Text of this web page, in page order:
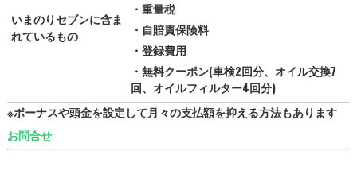
いまのりセブンに含ま
れているもの
・重量税
・自賠責保険料
・登録費用
・無料クーポン(車検2回分、オイル交換7
回、オイルフィルター4回分)
※ボーナスや頭金を設定して月々の支払額を抑える方法もあります
お問合せ